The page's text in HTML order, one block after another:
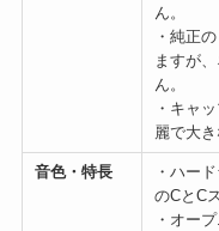
ん。
・純正
ますが
ん。
・キャ
麗で大
音色・特長
・ハー
のCとC
・オー